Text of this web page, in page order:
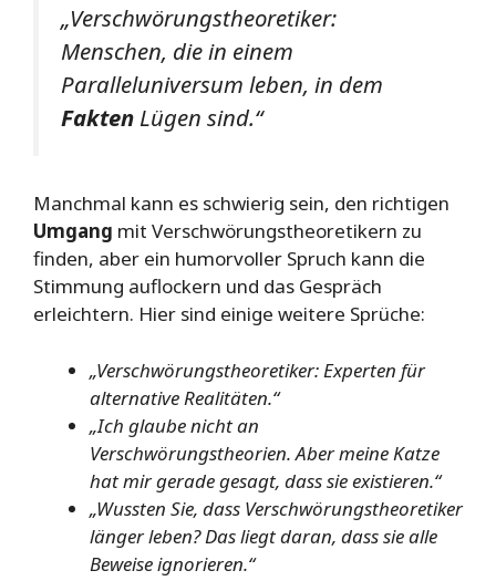
„Verschwörungstheoretiker:
Menschen, die in einem
Paralleluniversum leben, in dem
Fakten Lügen sind.“
Manchmal kann es schwierig sein, den richtigen
Umgang mit Verschwörungstheoretikern zu
finden, aber ein humorvoller Spruch kann die
Stimmung auflockern und das Gespräch
erleichtern. Hier sind einige weitere Sprüche:
„Verschwörungstheoretiker: Experten für
alternative Realitäten.“
„Ich glaube nicht an
Verschwörungstheorien. Aber meine Katze
hat mir gerade gesagt, dass sie existieren.“
„Wussten Sie, dass Verschwörungstheoretiker
länger leben? Das liegt daran, dass sie alle
Beweise ignorieren.“